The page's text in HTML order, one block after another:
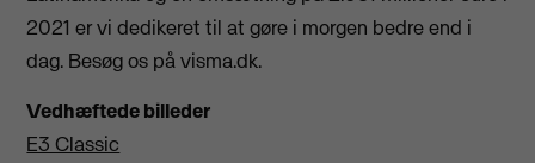
2021 er vi dedikeret til at gøre i morgen bedre end i
dag. Besøg os på visma.dk.
Vedhæftede billeder
E3 Classic